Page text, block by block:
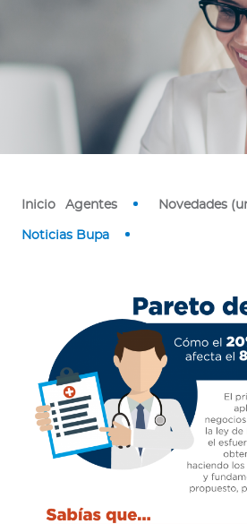
Red de Salud
Contáctanos
Inicio Agentes Novedades
Noticias Bupa